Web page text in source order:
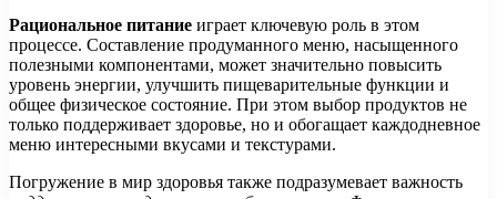
Рациональное питание играет ключевую роль в этом
процессе. Составление продуманного меню, насыщенного
полезными компонентами, может значительно повысить
уровень энергии, улучшить пищеварительные функции и
общее физическое состояние. При этом выбор продуктов не
только поддерживает здоровье, но и обогащает каждодневное
меню интересными вкусами и текстурами.
Погружение в мир здоровья также подразумевает важность